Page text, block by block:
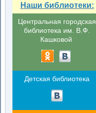
Наши библиотеки:
Центральная городская
библиотека им. В.Ф.
Кашковой
Детская библиотека